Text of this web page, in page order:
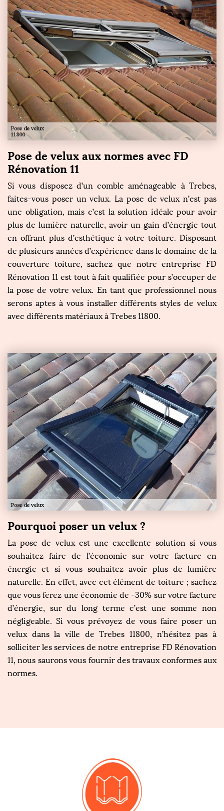
Pose de velux aux normes avec FD
Rénovation 11
Si vous disposez d’un comble aménageable à Trebes,
faites-vous poser un velux. La pose de velux n’est pas
une obligation, mais c’est la solution idéale pour avoir
plus de lumière naturelle, avoir un gain d’énergie tout
en offrant plus d’esthétique à votre toiture. Disposant
de plusieurs années d’expérience dans le domaine de la
couverture toiture, sachez que notre entreprise FD
Rénovation 11 est tout à fait qualifiée pour s’occuper de
la pose de votre velux. En tant que professionnel nous
serons aptes à vous installer différents styles de velux
avec différents matériaux à Trebes 11800.
Pourquoi poser un velux ?
La pose de velux est une excellente solution si vous
souhaitez faire de l’économie sur votre facture en
énergie et si vous souhaitez avoir plus de lumière
naturelle. En effet, avec cet élément de toiture ; sachez
que vous ferez une économie de -30% sur votre facture
d’énergie, sur du long terme c’est une somme non
négligeable. Si vous prévoyez de vous faire poser un
velux dans la ville de Trebes 11800, n’hésitez pas à
solliciter les services de notre entreprise FD Rénovation
11, nous saurons vous fournir des travaux conformes aux
normes.